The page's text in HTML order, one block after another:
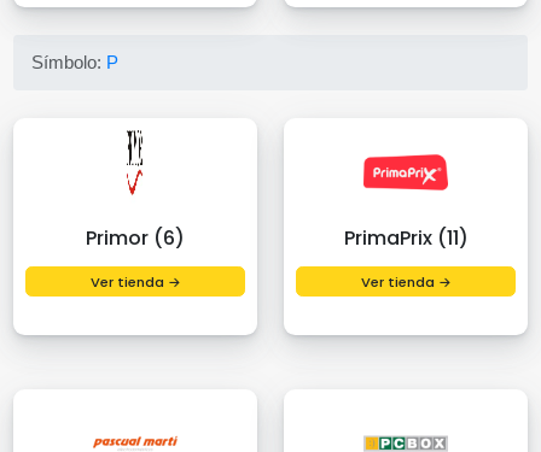
Símbolo: P
Primor (6)
Ver tienda →
PrimaPrix (11)
Ver tienda →